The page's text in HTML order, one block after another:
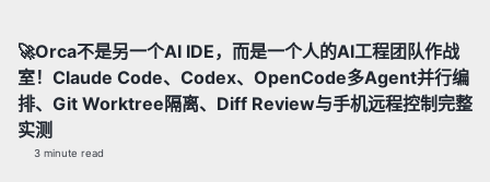
🚀Orca不是另一个AI IDE，而是一个人的AI工程团队作战
室！Claude Code、Codex、OpenCode多Agent并行编
排、Git Worktree隔离、Diff Review与手机远程控制完整
实测
3 minute read